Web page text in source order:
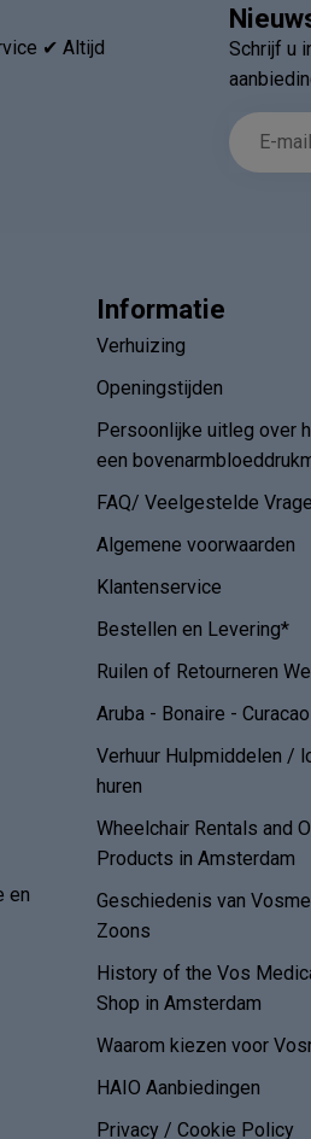
✔ Altijd
Schrijf u
en
Informatie
Verhuizing
Openingstijden
Persoonlijke uitleg over
een
FAQ/ Veelgestelde
Algemene voorwaarden
Klantenservice
Bestellen en Levering*
Ruilen of Retourneren
Aruba - Bonaire - Curacao
Verhuur Hulpmiddelen /
huren
Wheelchair Rentals and
Products in Amsterdam
Geschiedenis van
Zoons
History of the Vos
Shop in Amsterdam
Waarom kiezen voor
HAIO Aanbiedingen
Privacy / Cookie Policy